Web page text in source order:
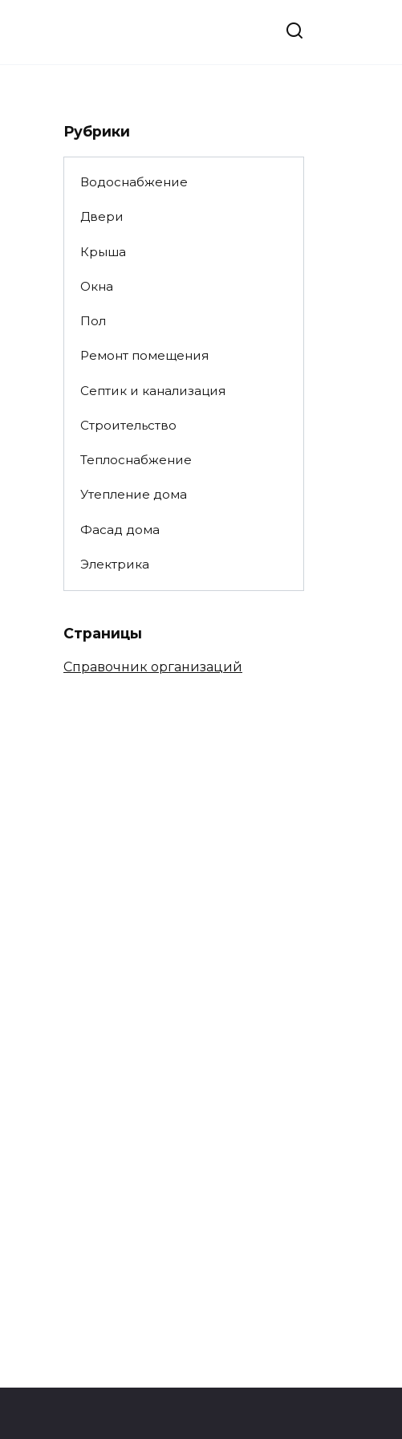
Рубрики
Водоснабжение
Двери
Крыша
Окна
Пол
Ремонт помещения
Септик и канализация
Строительство
Теплоснабжение
Утепление дома
Фасад дома
Электрика
Страницы
Справочник организаций